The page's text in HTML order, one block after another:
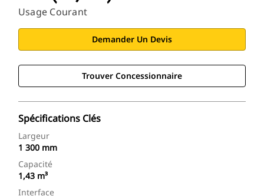
Usage Courant
Demander Un Devis
Trouver Concessionnaire
Spécifications Clés
Largeur
1 300 mm
Capacité
1,43 m³
Interface